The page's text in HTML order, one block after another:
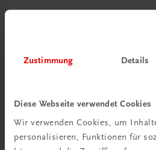
Zustimmung Details
Diese Webseite verwendet Cookies
Wir verwenden Cookies, um
personalisieren, Funktionen für